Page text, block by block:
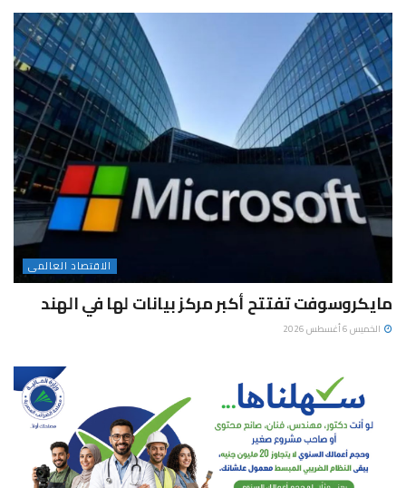
الاقتصاد العالمى
مايكروسوفت تفتتح أكبر مركز بيانات لها في الهند
الخميس 6 أغسطس 2026